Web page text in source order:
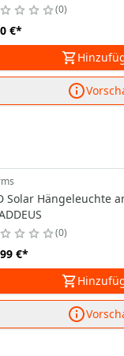
0
€*
Solar Hängeleuchte
0
€*